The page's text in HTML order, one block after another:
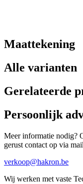
Maattekening
Alle varianten
Gerelateerde
Persoonlijk
Meer informatie nodig?
gerust contact op via
verkoop@hakron.be
Wij werken met vaste